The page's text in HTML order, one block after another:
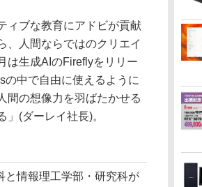
ィブな教育にアドビが貢献
、人間ならではのクリエイ
は生成AIのFireflyをリリー
中で自由に使えるように
間の想像力を羽ばたかせる
(ダーレイ社長)。
情報理工学部・研究科が